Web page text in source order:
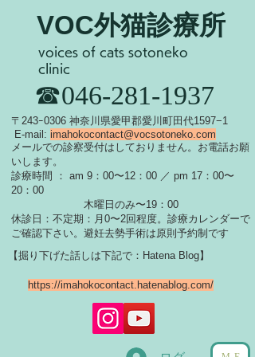
VOC外猫診療所
​☎046-281-1937
​〒243ｰ0306 神奈川県愛甲郡愛川町田代1597−1
E-mail: imahokocontact@vocsotoneko.com
​メールでの診察受付はしておりません。お電話お願
いします。
診療時間 ： am 9：00〜12：00 ／ pm 17：00〜
20：00
木曜日のみ〜19：00
休診日：不定期：月0〜2回程度。診療カレンダーで
ご確認下さい。 ​避妊去勢手術は原則予約制です
voices of cats sotoneko
clinic
https://imahokocontact.hatenablog.com/
【掘り下げた話しは下記で：Hatena Blog】